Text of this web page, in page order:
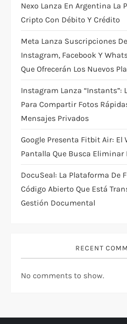
a
t
i
o
n
Nexo Lanza En Argentina La
Cripto Con Débito Y Crédito
Meta Lanza Suscripciones
Instagram, Facebook Y
Que Ofrecerán Los Nuevos
Instagram Lanza “Instants”:
Para Compartir Fotos
Mensajes Privados
Google Presenta Fitbit Air: El
Pantalla Que Busca
DocuSeal: La Plataforma De
Código Abierto Que Está
Gestión Documental
RECENT
No comments to show.